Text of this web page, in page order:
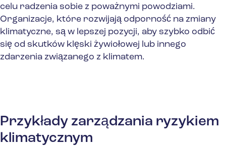
celu radzenia sobie z poważnymi powodziami.
Organizacje, które rozwijają odporność na zmiany
klimatyczne, są w lepszej pozycji, aby szybko odbić
się od skutków klęski żywiołowej lub innego
zdarzenia związanego z klimatem.
Przykłady zarządzania ryzykiem
klimatycznym